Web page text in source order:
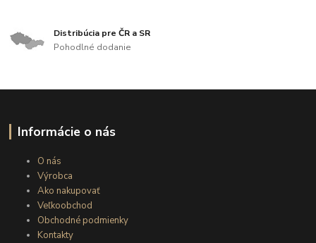
Distribúcia pre ČR a SR
Pohodlné dodanie
Informácie o nás
O nás
Výrobca
Ako nakupovať
Veľkoobchod
Obchodné podmienky
Kontakty